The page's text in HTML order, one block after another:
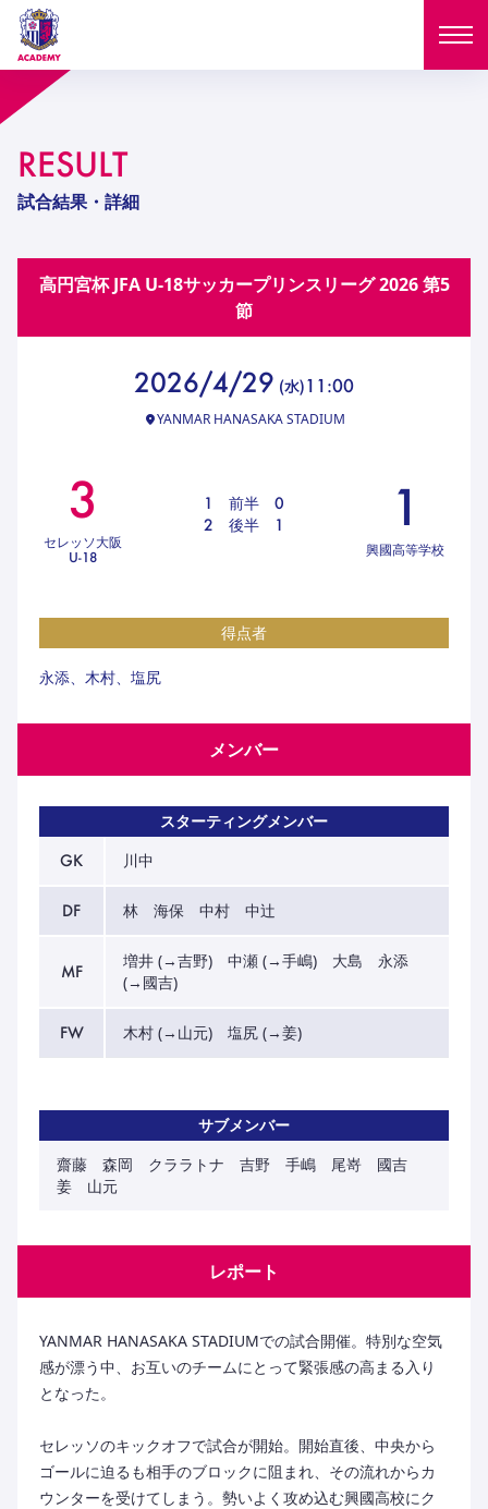
ニュース
U-18 U-15
ガールズU-18
試合日程
MATCH
試合日程
和歌山U-15
ガールズU-15
PLAYERS
U-15
ガールズU-18
アカデミー
ハナサカクラブ
RESULT
試合結果・詳細
高円宮杯 JFA U-18サッカープリンスリーグ 2026 第5
節
2026/4/29 (水)11:00
YANMAR HANASAKA STADIUM
3
セレッソ大阪
U-18
1 前半
0
2
後半 1 1
興國高等学校
得点者
永添、木村、塩尻
メンバー
スターティングメンバー
GK
川中
DF 林 海保 中村 中辻
MF
増井 (→吉野) 中瀬 (→手嶋) 大島 永添
(→國吉)
FW 木村 (→山元) 塩尻 (→姜)
サブメンバー
齋藤 森岡 クララトナ 吉野 手嶋 尾嵜 國吉
姜 山元
レポート
YANMAR HANASAKA STADIUMでの試合開催。特別な空気
感が漂う中、お互いのチームにとって緊張感の高まる入り
となった。
セレッソのキックオフで試合が開始。開始直後、中央から
ゴールに迫るも相手のブロックに阻まれ、その流れからカ
ウンターを受けてしまう。勢いよく攻め込む興國高校にク